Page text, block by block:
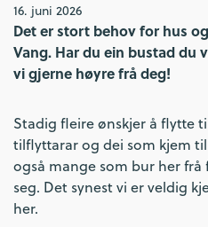
16. juni 2026
Det er stort behov for hus
Vang. Har du ein bustad du
vi gjerne høyre frå deg!
Stadig fleire ønskjer å flytte
tilflyttarar og dei som kjem
også mange som bur her
seg. Det synest vi er veldig
her.